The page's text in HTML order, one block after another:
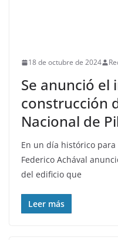
18 de octubre de 2024
Se anunció el
construcción
Nacional de
En un día histórico
Federico Achával
del edificio que
Leer más